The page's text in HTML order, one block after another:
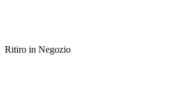
Ritiro in Negozio